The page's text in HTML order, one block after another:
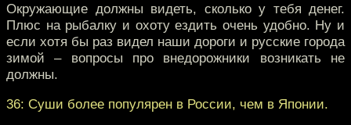
Окружающие должны видеть, сколько у тебя денег.
Плюс на рыбалку и охоту ездить очень удобно. Ну и
если хотя бы раз видел наши дороги и русские города
зимой – вопросы про внедорожники возникать не
должны.
36: Суши более популярен в России, чем в Японии.